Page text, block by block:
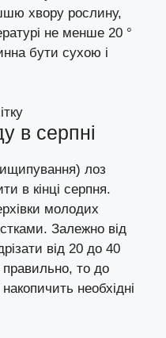
хвору рослину,
не менше 20 °
бути сухою і
в серпні
лоз
в кінці серпня.
молодих
Залежно від
від 20 до 40
то до
необхідні